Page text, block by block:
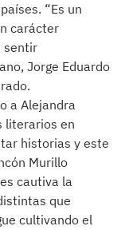
“Es un
carácter
sentir
Jorge Eduardo
a Alejandra
literarios en
historias y este
Murillo
cautiva la
que
cultivando el